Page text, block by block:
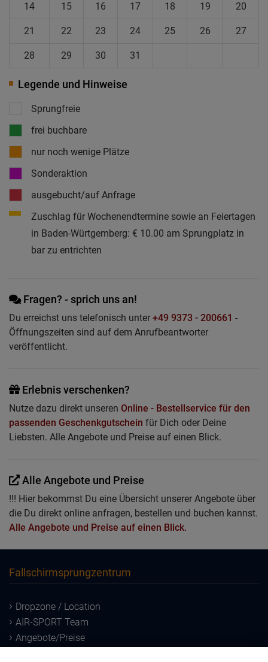
14 15 16 17 18 19 20
21 22 23 24 25 26 27
28 29 30 31
Legende und Hinweise
Sprungfreie
frei buchbare
nur noch wenige Plätze
Sonderaktion
ausgebucht/auf Anfrage
Zuschlag für Wochenendtermine sowie an Feiertagen
in Baden-Würtgemberg: € 10.00 am Sprungplatz in
bar zu entrichten
Fragen? - sprich uns an!
Du erreichst uns telefonisch unter +49 9373 - 200661 -
Öffnungszeiten sind auf dem Anrufbeantworter
veröffentlicht.
Erlebnis verschenken?
Nutze dazu direkt unseren Online - Bestellservice für den
passenden Geschenkgutschein für Dich oder Deine
Liebsten. Alle Angebote und Preise auf einen Blick.
Alle Angebote und Preise
!!! Hier bekommst Du eine Übersicht unserer Angebote über
die Du direkt online anfragen, bestellen und buchen kannst.
Alle Angebote und Preise auf einen Blick.
Fallschirmsprungzentrum
Dropzone / Location
AIR-SPORT Team
Angebote/Preise